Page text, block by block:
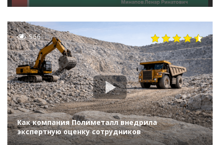
966
Как компания Полиметалл внедрила
экспертную оценку сотрудников